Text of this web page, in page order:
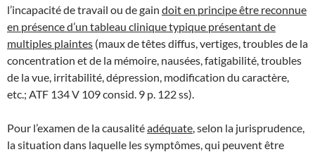
l’incapacité de travail ou de gain doit en principe être reconnue
en présence d’un tableau clinique typique présentant de
multiples plaintes (maux de têtes diffus, vertiges, troubles de la
concentration et de la mémoire, nausées, fatigabilité, troubles
de la vue, irritabilité, dépression, modification du caractère,
etc.; ATF 134 V 109 consid. 9 p. 122 ss).
Pour l’examen de la causalitéadéquate , selon la jurisprudence,
la situation dans laquelle les symptômes, qui peuvent être